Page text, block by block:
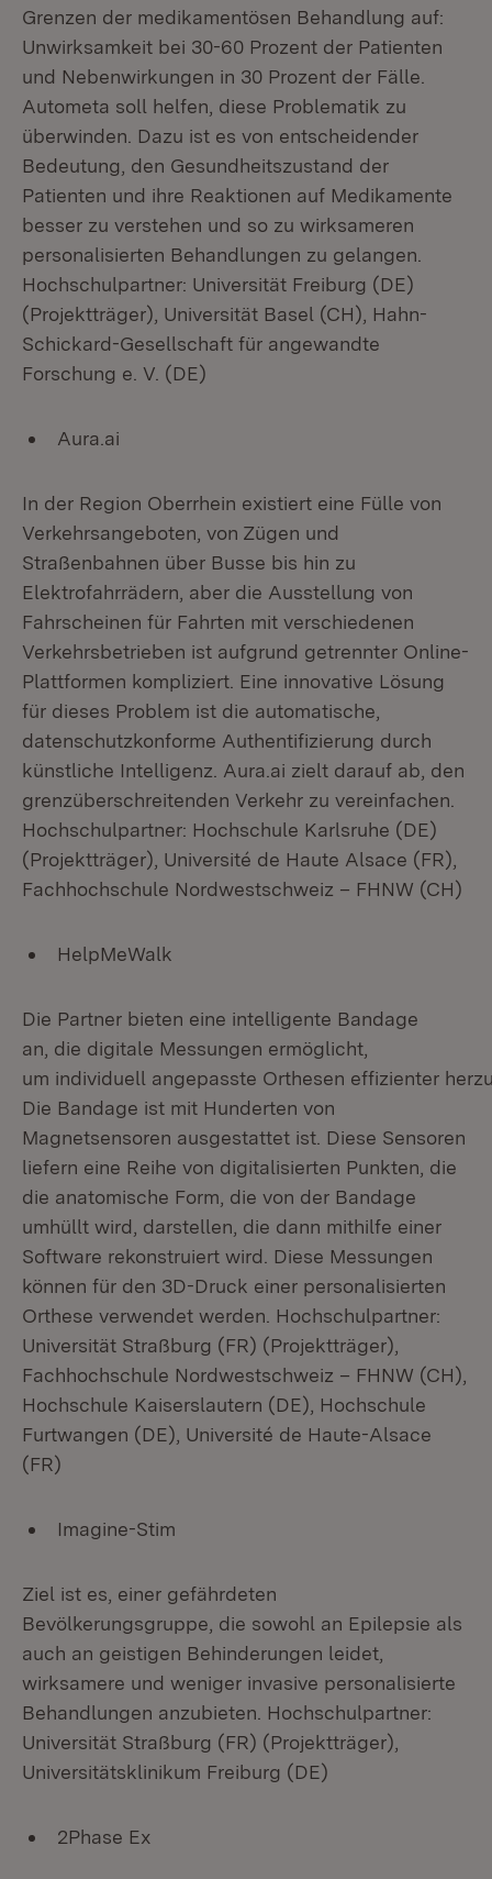
Grenzen der medikamentösen Behandlung auf:
Unwirksamkeit bei 30-60 Prozent der Patienten
und Nebenwirkungen in 30 Prozent der Fälle.
Autometa soll helfen, diese Problematik zu
überwinden. Dazu ist es von entscheidender
Bedeutung, den Gesundheitszustand der
Patienten und ihre Reaktionen auf Medikamente
besser zu verstehen und so zu wirksameren
personalisierten Behandlungen zu gelangen.
Hochschulpartner: Universität Freiburg (DE)
(Projektträger), Universität Basel (CH), Hahn-
Schickard-Gesellschaft für angewandte
Forschung e. V. (DE)
Aura.ai
In der Region Oberrhein existiert eine Fülle von
Verkehrsangeboten, von Zügen und
Straßenbahnen über Busse bis hin zu
Elektrofahrrädern, aber die Ausstellung von
Fahrscheinen für Fahrten mit verschiedenen
Verkehrsbetrieben ist aufgrund getrennter Online-
Plattformen kompliziert. Eine innovative Lösung
für dieses Problem ist die automatische,
datenschutzkonforme Authentifizierung durch
künstliche Intelligenz. Aura.ai zielt darauf ab, den
grenzüberschreitenden Verkehr zu vereinfachen.
Hochschulpartner: Hochschule Karlsruhe (DE)
(Projektträger), Université de Haute Alsace (FR),
Fachhochschule Nordwestschweiz – FHNW (CH)
HelpMeWalk
Die Partner bieten eine intelligente Bandage
an, die digitale Messungen ermöglicht,
um individuell angepasste Orthesen effizienter
Die Bandage ist mit Hunderten von
Magnetsensoren ausgestattet ist. Diese Sensoren
liefern eine Reihe von digitalisierten Punkten, die
die anatomische Form, die von der Bandage
umhüllt wird, darstellen, die dann mithilfe einer
Software rekonstruiert wird. Diese Messungen
können für den 3D-Druck einer personalisierten
Orthese verwendet werden. Hochschulpartner:
Universität Straßburg (FR) (Projektträger),
Fachhochschule Nordwestschweiz – FHNW (CH),
Hochschule Kaiserslautern (DE), Hochschule
Furtwangen (DE), Université de Haute-Alsace
(FR)
Imagine-Stim
Ziel ist es, einer gefährdeten
Bevölkerungsgruppe, die sowohl an Epilepsie als
auch an geistigen Behinderungen leidet,
wirksamere und weniger invasive personalisierte
Behandlungen anzubieten. Hochschulpartner:
Universität Straßburg (FR) (Projektträger),
Universitätsklinikum Freiburg (DE)
2Phase Ex